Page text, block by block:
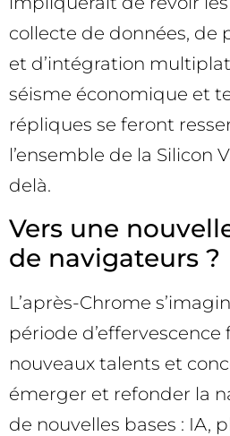
collecte de données, de
et d’intégration
séisme économique et
répliques se feront
l’ensemble de la Silicon
delà.
Vers une
de navigateurs ?
L’après-Chrome
période d’effervescence
nouveaux talents et
émerger et refonder la
de nouvelles bases : IA,